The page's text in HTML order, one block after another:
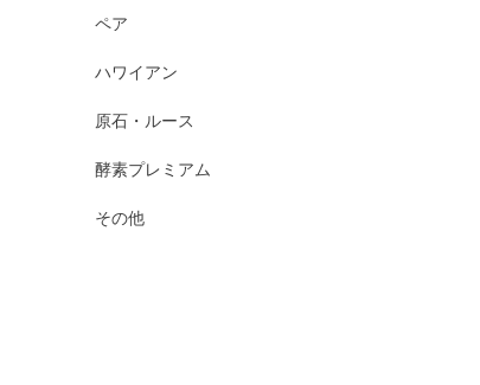
ペア
ハワイアン
原石・ルース
酵素プレミアム
その他